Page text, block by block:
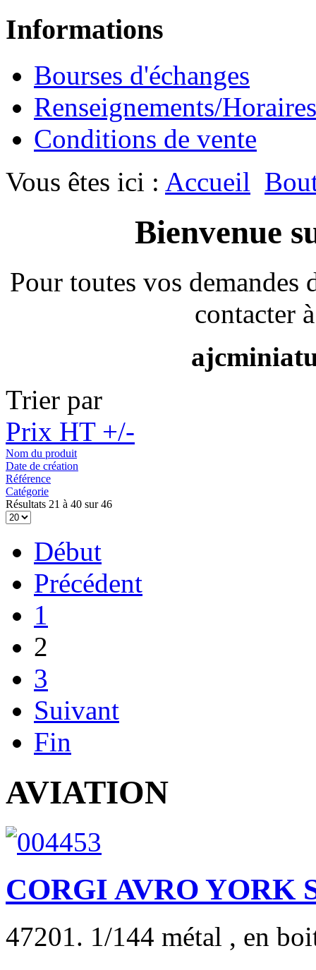
Informations
Bourses d'échanges
Renseignements/Horaires
Conditions de vente
Vous êtes ici : Accueil
Bienvenue
Pour toutes vos
contacter
Trier par
Prix HT +/-
Nom du produit
Date de création
Référence
Catégorie
Résultats 21 à 40 sur 46
Début
Précédent
1
2
3
Suivant
Fin
AVIATION
CORGI AVRO YORK
47201. 1/144 métal , en